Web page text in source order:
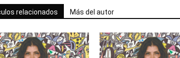
relacionados Más del autor